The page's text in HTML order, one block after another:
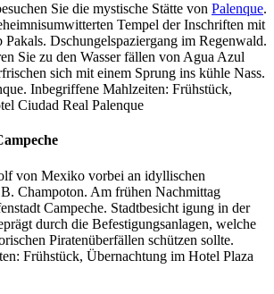
Sie die mystische Stätte von Palenque.
Tempel der Inschriften mit
Pakals. Dschungelspaziergang im Regenwald.
Sie zu den Wasser fällen von Agua Azul
sich mit einem Sprung ins kühle Nass.
Inbegriffene Mahlzeiten: Frühstück,
Ciudad Real Palenque
von Mexiko vorbei an idyllischen
Champoton. Am frühen Nachmittag
Campeche. Stadtbesicht igung in der
durch die Befestigungsanlagen, welche
Piratenüberfällen schützen sollte.
Frühstück, Übernachtung im Hotel Plaza